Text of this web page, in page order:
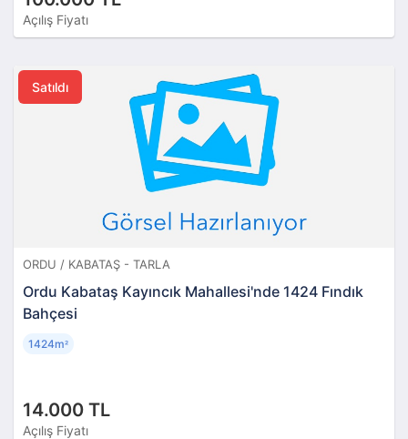
Açılış Fiyatı
Satıldı
ORDU / KABATAŞ - TARLA
Ordu Kabataş Kayıncık Mahallesi'nde 1424 Fındık
Bahçesi
14.000 TL
Açılış Fiyatı
1424m²